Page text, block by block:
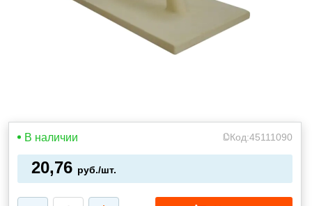
В наличии Код:45111090
20,76 руб./шт.